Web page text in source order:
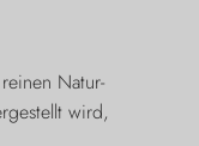
Natur-
wird,